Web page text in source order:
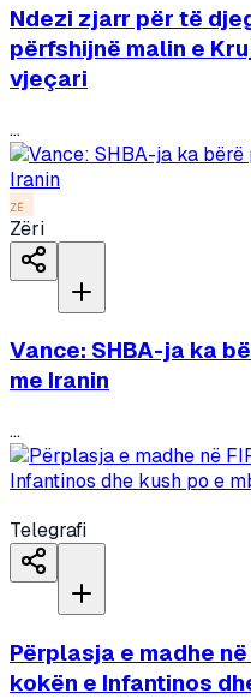
Ndezi zjarr për të
përfshijnë malin e
vjeçari
...
ZË
Zëri
Vance: SHBA-ja ka
me Iranin
...
Telegrafi
Përplasja e madhe
kokën e Infantinos